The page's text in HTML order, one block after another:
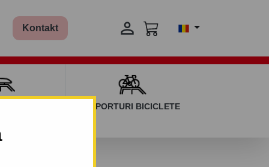
Kontakt 
SUPORTURI BICICLETE